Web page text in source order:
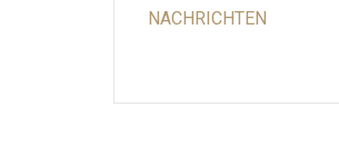
NACHRICHTEN